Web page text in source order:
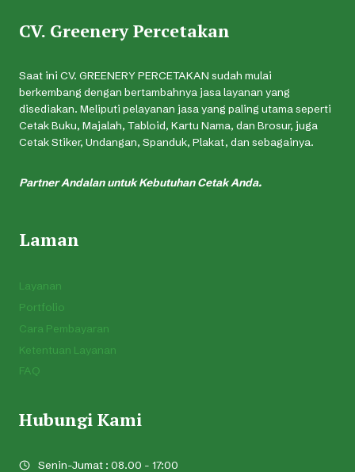
CV. Greenery Percetakan
Saat ini CV. GREENERY PERCETAKAN sudah mulai
berkembang dengan bertambahnya jasa layanan yang
disediakan. Meliputi pelayanan jasa yang paling utama seperti
Cetak Buku, Majalah, Tabloid, Kartu Nama, dan Brosur, juga
Cetak Stiker, Undangan, Spanduk, Plakat, dan sebagainya.
Partner Andalan untuk Kebutuhan Cetak Anda.
Laman
Layanan
Portfolio
Cara Pembayaran
Ketentuan Layanan
FAQ
Hubungi Kami
Senin-Jumat : 08.00 - 17:00